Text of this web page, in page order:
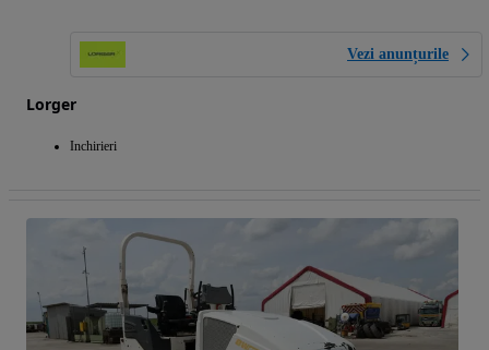
Vezi anunțurile
Lorger
Inchirieri